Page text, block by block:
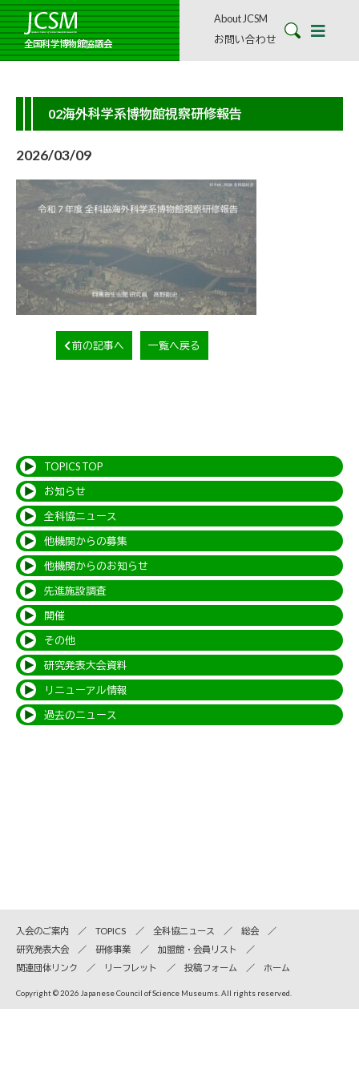
全国科学博物館協議会
About JCSM
お問い合わせ
02海外科学系博物館視察研修報告
2026/03/09
前の記事へ 一覧へ戻る
TOPICS TOP
お知らせ
全科協ニュース
他機関からの募集
他機関からのお知らせ
先進施設調査
開催
その他
研究発表大会資料
リニューアル情報
過去のニュース
入会のご案内 TOPICS 全科協ニュース
総会
研究発表大会
研修事業
加盟館・会員リスト
関連団体リンク
リーフレット 投稿フォーム ホーム
Copyright © 2026 Japanese Council of Science Museums. All rights reserved.